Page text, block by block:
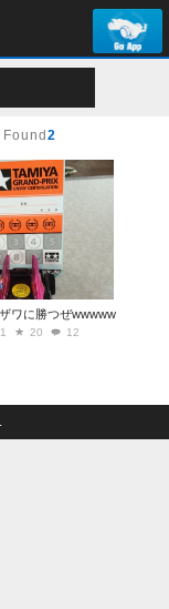
2
ワに勝つぜwwwww
20 12